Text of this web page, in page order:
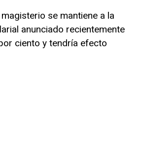
se mantiene a la
anunciado recientemente
ciento y tendría efecto